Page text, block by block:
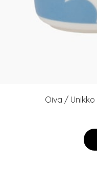
Oiva /